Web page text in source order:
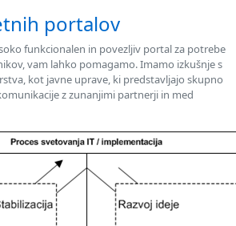
portalov
funkcionalen in povezljiv portal za potrebe
vam lahko pomagamo. Imamo izkušnje s
kot javne uprave, ki predstavljajo skupno
z zunanjimi partnerji in med